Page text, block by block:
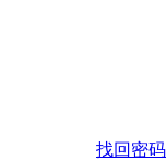
找回密码